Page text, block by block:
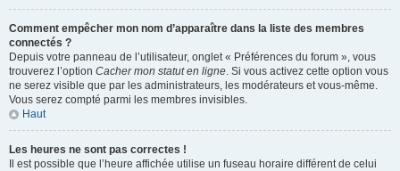
Comment empêcher mon nom d’apparaître dans la liste des membres
connectés ?
Depuis votre panneau de l’utilisateur, onglet « Préférences du forum », vous
trouverez l’option Cacher mon statut en ligne. Si vous activez cette option vous
ne serez visible que par les administrateurs, les modérateurs et vous-même.
Vous serez compté parmi les membres invisibles.
Haut
Les heures ne sont pas correctes !
Il est possible que l’heure affichée utilise un fuseau horaire différent de celui